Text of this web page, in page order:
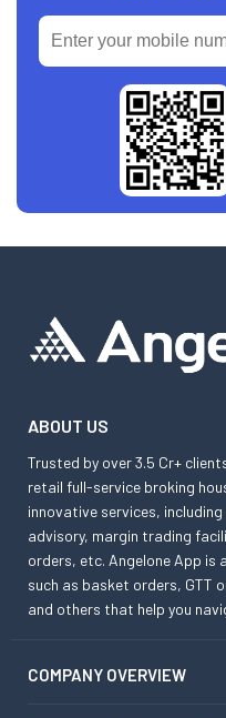
ABOUT US
Trusted by over 3.5 Cr+
retail full-service broking
innovative services,
advisory, margin trading
orders, etc. Angelone App
such as basket orders, GTT
and others that help you
COMPANY OVERVIEW